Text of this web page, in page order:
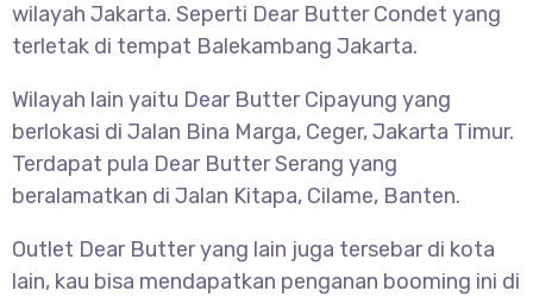
wilayah Jakarta. Seperti Dear Butter Condet yang
terletak di tempat Balekambang Jakarta.
Wilayah lain yaitu Dear Butter Cipayung yang
berlokasi di Jalan Bina Marga, Ceger, Jakarta Timur.
Terdapat pula Dear Butter Serang yang
beralamatkan di Jalan Kitapa, Cilame, Banten.
Outlet Dear Butter yang lain juga tersebar di kota
lain, kau bisa mendapatkan penganan booming ini di